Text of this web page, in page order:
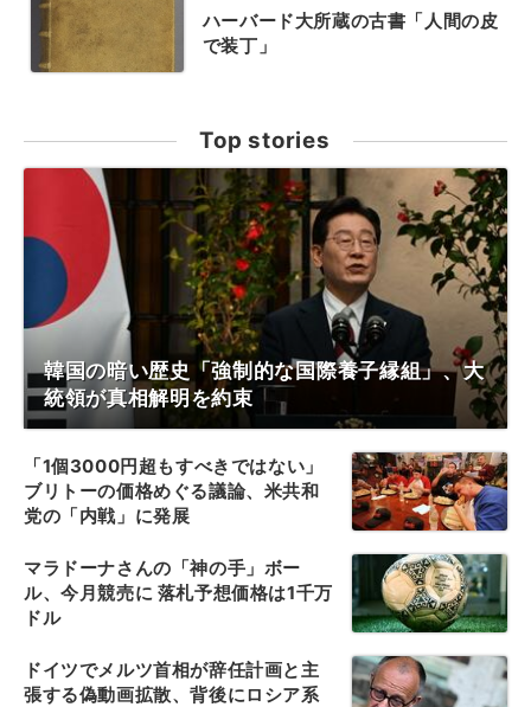
ハーバード大所蔵の古書「人間の皮
で装丁」
Top stories
韓国の暗い歴史「強制的な国際養子縁組」、大
統領が真相解明を約束
「1個3000円超もすべきではない」
ブリトーの価格めぐる議論、米共和
党の「内戦」に発展
マラドーナさんの「神の手」ボー
ル、今月競売に 落札予想価格は1千万
ドル
ドイツでメルツ首相が辞任計画と主
張する偽動画拡散、背後にロシア系